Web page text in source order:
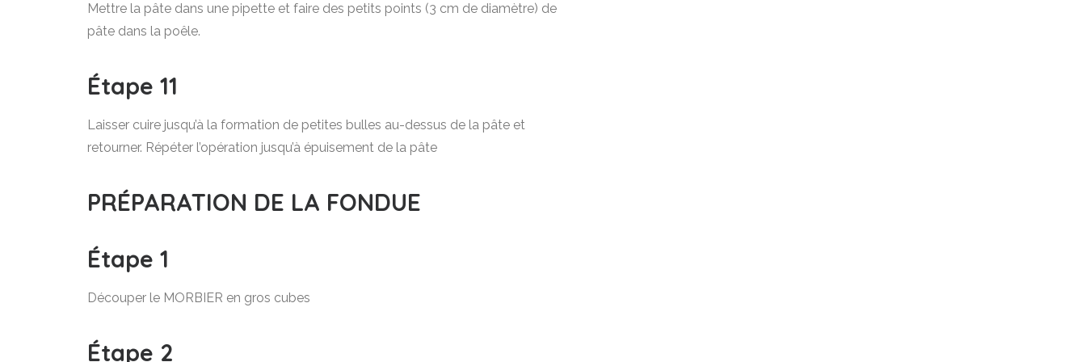
Mettre la pâte dans une pipette et faire des petits points (3 cm de diamètre) de
pâte dans la poêle.
Étape 11
Laisser cuire jusqu’à la formation de petites bulles au-dessus de la pâte et
retourner. Répéter l’opération jusqu’à épuisement de la pâte
PRÉPARATION DE LA FONDUE
Étape 1
Découper le MORBIER en gros cubes
Étape 2